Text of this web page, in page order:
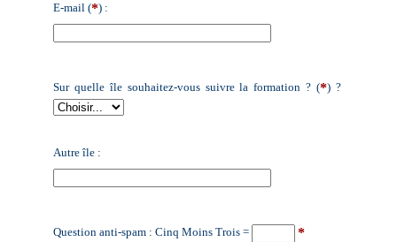
E-mail (*) :
Sur quelle île souhaitez-vous suivre la formation ? (*) ?
Autre île :
Question anti-spam : Cinq Moins Trois = *